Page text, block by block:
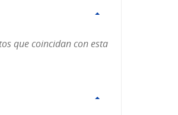
que coincidan con esta